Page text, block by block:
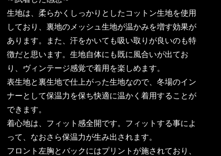
生地は、柔らかくしっかりとしたコットン生地を使用
しており、裏地のメッシュ生地が温かみを増す効果が
あります。また、汗をかいても吸い取りが良いのも特
徴だと思います。生地自体にも既に風合いが出てお
り、ヴィンテージ感覚で着用を楽しめます。
表生地と裏生地で仕上がった生地なので、冬場のイン
ナーとして保温力を保ち快適に温かく着用することが
できます。
着心地は、フィット感全開です。フィットする事によ
って、なおさら保温力が生み出されます。
フロント左胸とバックにはプリントが施されており、